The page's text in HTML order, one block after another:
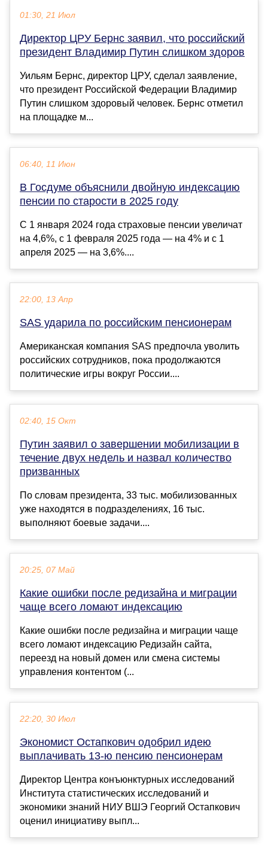
01:30, 21 Июл
Директор ЦРУ Бернс заявил, что российский
президент Владимир Путин слишком здоров
Уильям Бернс, директор ЦРУ, сделал заявление,
что президент Российской Федерации Владимир
Путин слишком здоровый человек. Бернс отметил
на площадке м...
06:40, 11 Июн
В Госдуме объяснили двойную индексацию
пенсии по старости в 2025 году
С 1 января 2024 года страховые пенсии увеличат
на 4,6%, с 1 февраля 2025 года — на 4% и с 1
апреля 2025 — на 3,6%....
22:00, 13 Апр
SAS ударила по российским пенсионерам
Американская компания SAS предпочла уволить
российских сотрудников, пока продолжаются
политические игры вокруг России....
02:40, 15 Окт
Путин заявил о завершении мобилизации в
течение двух недель и назвал количество
призванных
По словам президента, 33 тыс. мобилизованных
уже находятся в подразделениях, 16 тыс.
выполняют боевые задачи....
20:25, 07 Май
Какие ошибки после редизайна и миграции
чаще всего ломают индексацию
Какие ошибки после редизайна и миграции чаще
всего ломают индексацию Редизайн сайта,
переезд на новый домен или смена системы
управления контентом (...
22:20, 30 Июл
Экономист Остапкович одобрил идею
выплачивать 13-ю пенсию пенсионерам
Директор Центра конъюнктурных исследований
Института статистических исследований и
экономики знаний НИУ ВШЭ Георгий Остапкович
оценил инициативу выпл...